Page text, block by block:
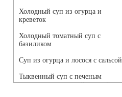
Холодный суп из огурца и
креветок
Холодный томатный суп с
базиликом
Суп из огурца и лосося с сальсой
Тыквенный суп с печеным
чесноком и томатной сальсой